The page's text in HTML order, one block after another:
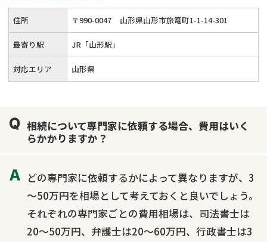
住所 〒990-0047 山形県山形市旅篭町1-1-14-301
最寄り駅 JR「山形駅」
対応エリア 山形県
相続について専門家に依頼する場合、費用はいく
らかかりますか？
どの専門家に依頼するかによって異なりますが、3
～50万円を相場として考えておくと良いでしょう。
それぞれの専門家ごとの費用相場は、司法書士は
20～50万円、弁護士は20～60万円、行政書士は3